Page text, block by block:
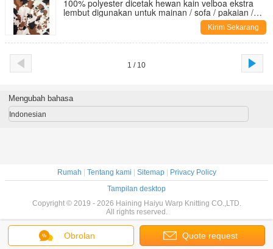
100% polyester dicetak hewan kain velboa ekstra
lembut digunakan untuk mainan / sofa / pakaian /
Kirim Sekarang
1 / 10
Obrolan Quote request
Mengubah bahasa
Indonesian
Rumah Tentang kami Sitemap|
Privacy Policy
Tampilan desktop
Copyright © 2019 - 2026 Haining Haiyu Warp Knitting CO.,LTD.
All rights reserved.